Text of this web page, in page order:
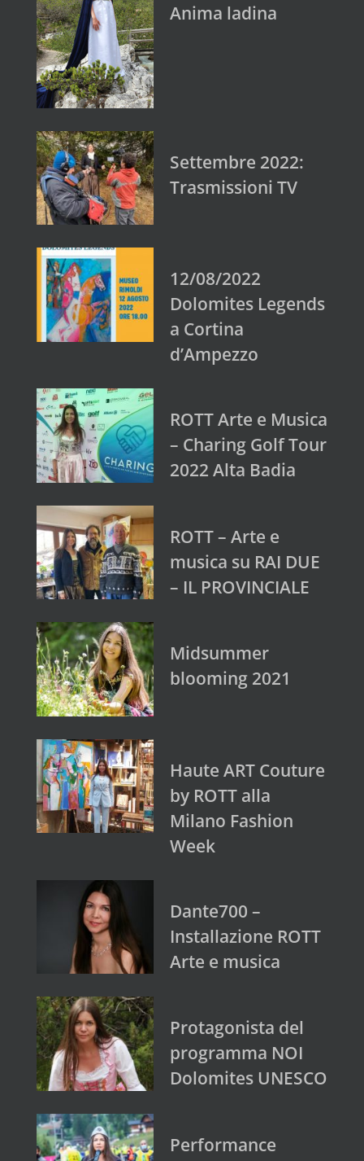
Anima ladina
Settembre 2022:
Trasmissioni TV
12/08/2022
Dolomites Legends
a Cortina
d’Ampezzo
ROTT Arte e Musica
– Charing Golf Tour
2022 Alta Badia
ROTT – Arte e
musica su RAI DUE
– IL PROVINCIALE
Midsummer
blooming 2021
Haute ART Couture
by ROTT alla
Milano Fashion
Week
Dante700 –
Installazione ROTT
Arte e musica
Protagonista del
programma NOI
Dolomites UNESCO
Performance